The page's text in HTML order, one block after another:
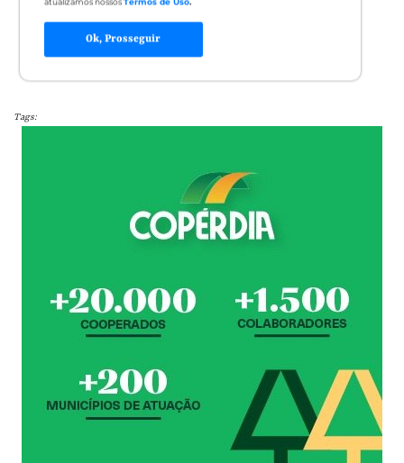
atualizamos nossosTermos de Uso.
Ok, Prosseguir
Tênis de mesa 2
Tags: